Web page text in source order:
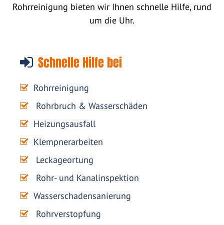
Rohrreinigung bieten wir Ihnen schnelle Hilfe, rund
um die Uhr.
Schnelle Hilfe bei
Rohrreinigung
Rohrbruch & Wasserschäden
Heizungsausfall
Klempnerarbeiten
Leckageortung
Rohr- und Kanalinspektion
Wasserschadensanierung
Rohrverstopfung